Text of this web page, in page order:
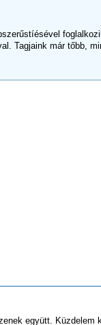
Tagjaink már tőbb,
együtt. Küzdelem